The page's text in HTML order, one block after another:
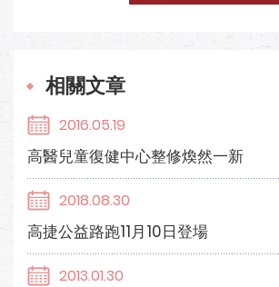
相關文章
2016.05.19
高醫兒童復健中心整修煥然一新
2018.08.30
高捷公益路跑11月10日登場
2013.01.30